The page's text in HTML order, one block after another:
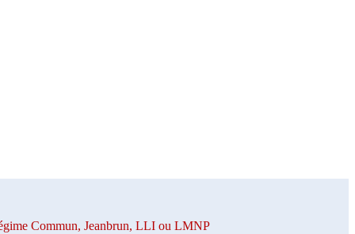
Commun, Jeanbrun, LLI ou LMNP